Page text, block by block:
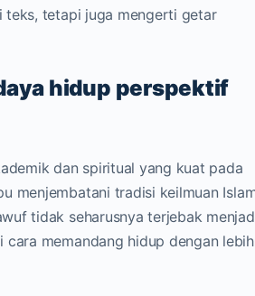
teks, tetapi juga mengerti getar
hidup perspektif
dan spiritual yang kuat pada
menjembatani tradisi keilmuan
tidak seharusnya terjebak
memandang hidup dengan lebih